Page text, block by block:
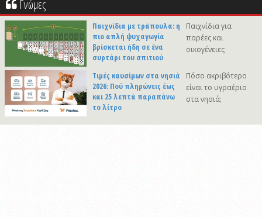
Γνώμες
Παιχνίδια με τράπουλα: η
πιο απλή ψυχαγωγία
βρίσκεται ήδη σε ένα
συρτάρι του σπιτιού
Παιχνίδια για
παρέες και
οικογένειες
Τιμές καυσίμων στα νησιά
2026: Πού πληρώνεις έως
και 25 λεπτά παραπάνω
το λίτρο
Πόσο ακριβότερο
είναι το υγραέριο
στα νησιά;